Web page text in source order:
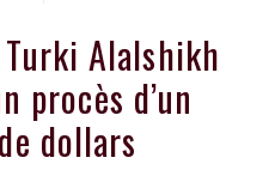
Alalshikh
procès d’un
dollars